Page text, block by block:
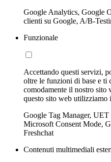
Google Analytics, Google
clienti su Google, A/B-
Funzionale
Accettando questi servizi,
oltre le funzioni di base e ti
comodamente il nostro sito
questo sito web utilizziamo
Google Tag Manager,
Microsoft Consent Mode,
Freshchat
Contenuti multimediali